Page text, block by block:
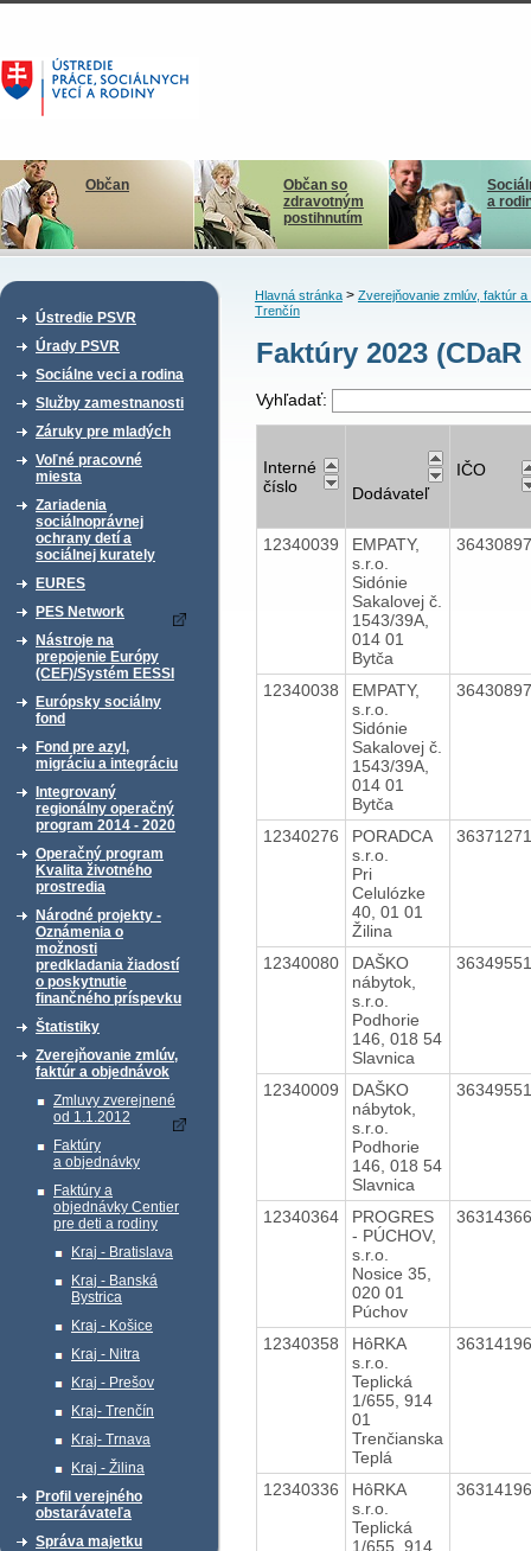
Občan
Občan so
zdravotným
postihnutím
a
Ústredie PSVR
Úrady PSVR
Sociálne veci a rodina
Služby zamestnanosti
Záruky pre mladých
Voľné pracovné
miesta
Zariadenia
sociálnoprávnej
ochrany detí a
sociálnej kurately
EURES
PES Network
Nástroje na
prepojenie Európy
(CEF)/Systém EESSI
Európsky sociálny
fond
Fond pre azyl,
migráciu a integráciu
Integrovaný
regionálny operačný
program 2014 - 2020
Operačný program
Kvalita životného
prostredia
Národné projekty -
Oznámenia o
možnosti
predkladania žiadostí
o poskytnutie
finančného príspevku
Štatistiky
Zverejňovanie zmlúv,
faktúr a objednávok
Zmluvy zverejnené
od 1.1.2012
Faktúry
a objednávky
Faktúry a
objednávky Centier
pre deti a rodiny
Kraj - Bratislava
Kraj - Banská
Bystrica
Kraj - Košice
Kraj - Nitra
Kraj - Prešov
Kraj- Trenčín
Kraj- Trnava
Kraj - Žilina
Profil verejného
obstarávateľa
Správa majetku
Hlavná stránka> Zverejňovanie zmlúv, faktúr a
Trenčín
Faktúry 2023
Vyhľadať:
Interné
číslo
Dodávateľ
IČO
12340039
EMPATY,
s.r.o.
Sidónie
Sakalovej č.
1543/39A,
014 01
Bytča
12340038
EMPATY,
s.r.o.
Sidónie
Sakalovej č.
1543/39A,
014 01
Bytča
12340276
PORADCA
s.r.o.
Pri
Celulózke
40, 01 01
Žilina
12340080
DAŠKO
nábytok,
s.r.o.
Podhorie
146, 018 54
Slavnica
12340009
DAŠKO
nábytok,
s.r.o.
Podhorie
146, 018 54
Slavnica
12340364
PROGRES
- PÚCHOV,
s.r.o.
Nosice 35,
020 01
Púchov
12340358
HôRKA
s.r.o.
Teplická
1/655, 914
01
Trenčianska
Teplá
12340336
HôRKA
s.r.o.
Teplická
1/655, 914